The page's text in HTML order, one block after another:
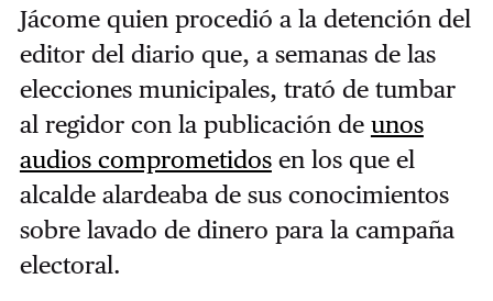
Jácome quien procedió a la detención del
editor del diario que, a semanas de las
elecciones municipales, trató de tumbar
al regidor con la publicación de unos
audios comprometidosen los que el
alcalde alardeaba de sus conocimientos
sobre lavado de dinero para la campaña
electoral.